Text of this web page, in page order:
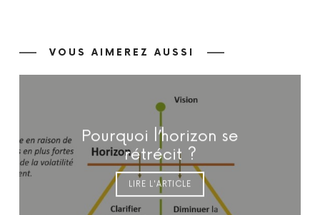
VOUS AIMEREZ AUSSI
Pourquoi l’horizon se
rétrécit ?
LIRE L'ARTICLE